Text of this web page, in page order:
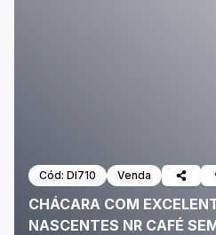
Cód: DI710 Venda
CHÁCARA COM
NASCENTES NR CAFÉ